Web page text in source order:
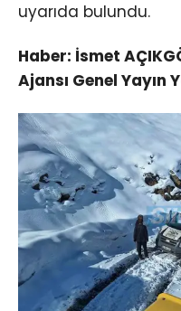
uyarıda bulundu.
Haber: İsmet
Ajansı Genel Yayın